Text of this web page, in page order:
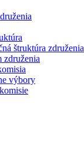
štruktúra združenia
združenia
výbory